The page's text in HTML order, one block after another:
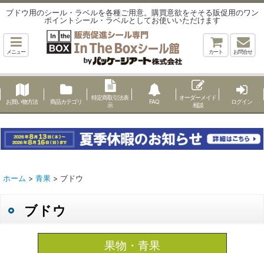
ブドウ用のシール・ラベルを各種ご用意。購買意欲をそそる販促用のワン
ポイントシール・ラベルとしてお使いいただけます
メニュー カート お問合せ
お買い物方法 商品カテゴリ
特定商取引法表
示
FAQ
オーダーメイド
相談
ログイン
ホーム > 青果 > ブドウ
ブドウ
果物・青果